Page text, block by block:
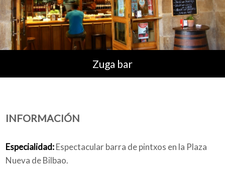
Restaurantes
Planes
Zuga bar
INFORMACIÓN
Especialidad:Espectacular barra de pintxos en la Plaza
Nueva de Bilbao.